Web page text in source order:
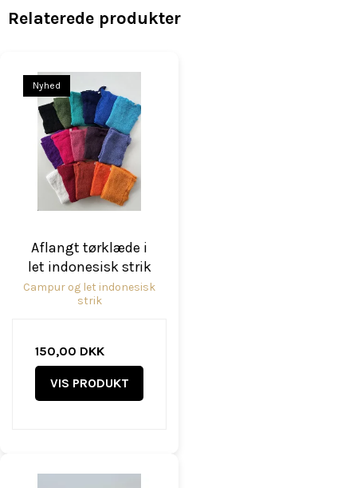
Relaterede produkter
Nyhed
Aflangt tørklæde i
let indonesisk strik
Campur og let indonesisk
strik
150,00 DKK
VIS PRODUKT